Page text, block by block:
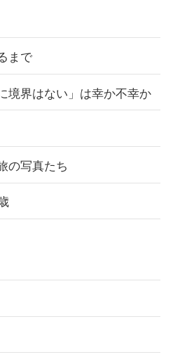
まで
境界はない」は幸か不幸か
の写真たち